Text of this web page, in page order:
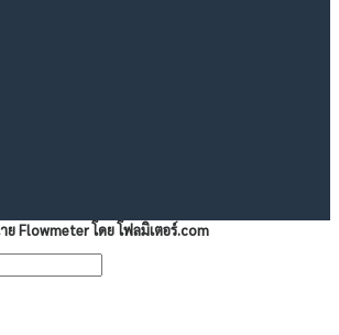
ย Flowmeter โดย โฟลมิเตอร์.com